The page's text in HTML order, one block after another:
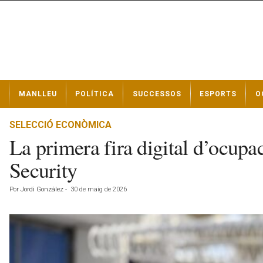
t
MANLLEU POLÍTICA SUCCESSOS ESPORTS
SELECCIÓ ECONÒMICA
La primera fira digital
Security
Por Jordi González - 30 de maig de 2026